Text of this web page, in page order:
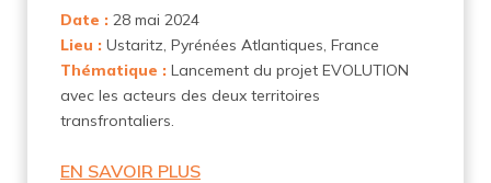
Date : 28 mai 2024
Lieu : Ustaritz, Pyrénées Atlantiques, France
Thématique : Lancement du projet EVOLUTION
avec les acteurs des deux territoires
transfrontaliers.
EN SAVOIR PLUS